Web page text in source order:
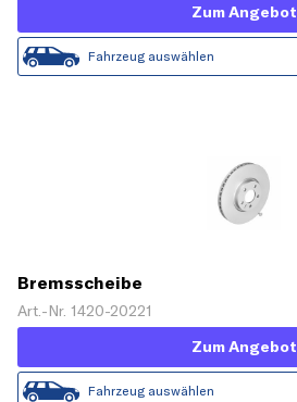
Zum Angebot
Fahrzeug auswählen
Bremsscheibe
Art.-Nr. 1420-20221
Zum Angebot
Fahrzeug auswählen